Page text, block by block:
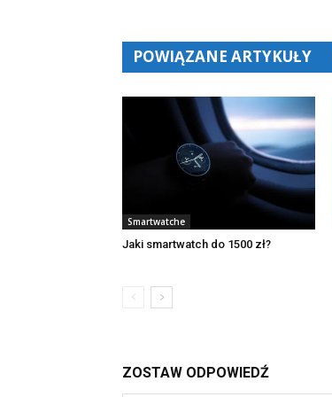
POWIĄZANE ARTYKUŁY
Smartwatche
Jaki smartwatch do 1500 zł?
ZOSTAW ODPOWIEDŹ